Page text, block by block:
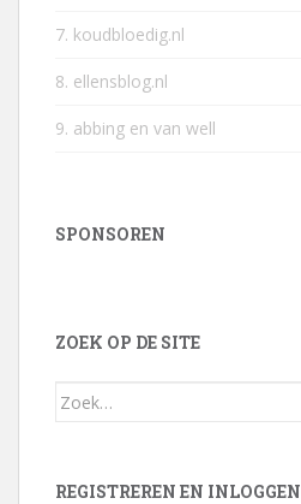
7. koudbloedig.nl
8. ellensblog.nl
9. abbing en van well
SPONSOREN
ZOEK OP DE SITE
Zoek
REGISTREREN EN INLOGGEN